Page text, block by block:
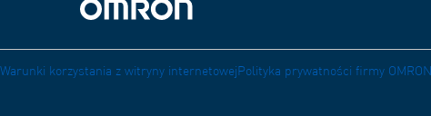
Powrót do domu
Warunki korzystania z witryny internetowej Polityka prywatności firmy OMRON